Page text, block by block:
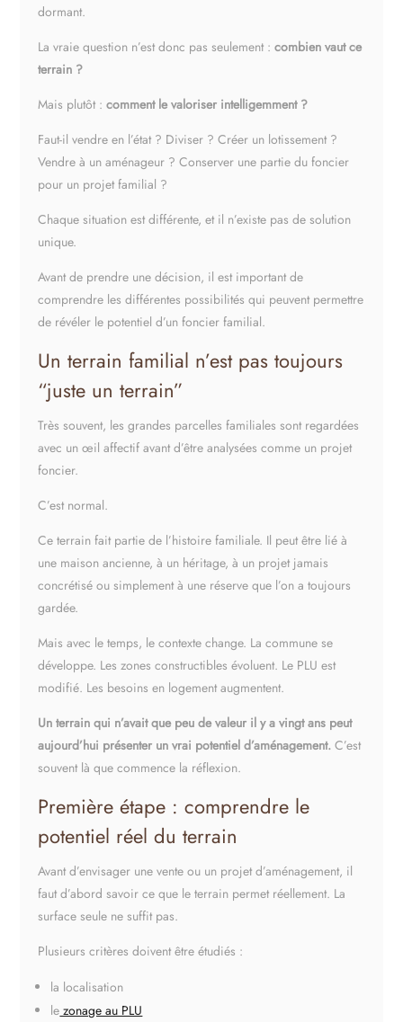
dormant.
La vraie question n’est donc pas seulement :combien vaut ce
terrain ?
Mais plutôt :comment le valoriser intelligemment ?
Faut-il vendre en l’état ? Diviser ? Créer un lotissement ?
Vendre à un aménageur ? Conserver une partie du foncier
pour un projet familial ?
Chaque situation est différente, et il n’existe pas de solution
unique.
Avant de prendre une décision, il est important de
comprendre les différentes possibilités qui peuvent permettre
de révéler le potentiel d’un foncier familial.
Un terrain familial n’est pas toujours
“juste un terrain”
Très souvent, les grandes parcelles familiales sont regardées
avec un œil affectif avant d’être analysées comme un projet
foncier.
C’est normal.
Ce terrain fait partie de l’histoire familiale. Il peut être lié à
une maison ancienne, à un héritage, à un projet jamais
concrétisé ou simplement à une réserve que l’on a toujours
gardée.
Mais avec le temps, le contexte change. La commune se
développe. Les zones constructibles évoluent. Le PLU est
modifié. Les besoins en logement augmentent.
Un terrain qui n’avait que peu de valeur il y a vingt ans peut
aujourd’hui présenter un vrai potentiel d’aménagement. C’est
souvent là que commence la réflexion.
Première étape : comprendre le
potentiel réel du terrain
Avant d’envisager une vente ou un projet d’aménagement, il
faut d’abord savoir ce que le terrain permet réellement. La
surface seule ne suffit pas.
Plusieurs critères doivent être étudiés :
la localisation
le zonage au PLU